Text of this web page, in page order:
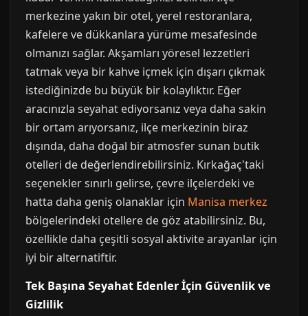
merkezine yakın bir otel, yerel restoranlara,
kafelere ve dükkanlara yürüme mesafesinde
olmanızı sağlar. Akşamları yöresel lezzetleri
tatmak veya bir kahve içmek için dışarı çıkmak
istediğinizde bu büyük bir kolaylıktır. Eğer
aracınızla seyahat ediyorsanız veya daha sakin
bir ortam arıyorsanız, ilçe merkezinin biraz
dışında, daha doğal bir atmosfer sunan butik
otelleri de değerlendirebilirsiniz. Kırkağaç'taki
seçenekler sınırlı gelirse, çevre ilçelerdeki ve
hatta daha geniş olanaklar için Manisa merkez
bölgelerindeki otellere de göz atabilirsiniz. Bu,
özellikle daha çeşitli sosyal aktivite arayanlar için
iyi bir alternatiftir.
Tek Başına Seyahat Edenler İçin Güvenlik ve
Gizlilik